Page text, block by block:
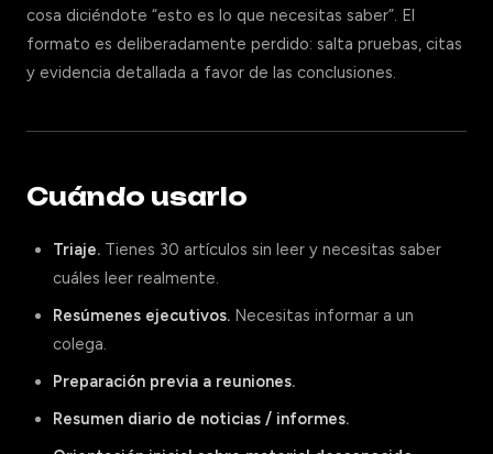
cosa diciéndote “esto es lo que necesitas saber”. El
formato es deliberadamente perdido: salta pruebas, citas
y evidencia detallada a favor de las conclusiones.
Cuándo usarlo
Triaje. Tienes 30 artículos sin leer y necesitas saber
cuáles leer realmente.
Resúmenes ejecutivos. Necesitas informar a un
colega.
Preparación previa a reuniones.
Resumen diario de noticias / informes.